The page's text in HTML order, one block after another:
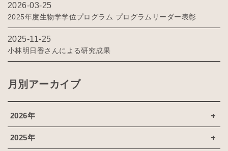
2026-03-25
2025年度生物学学位プログラム プログラムリーダー表彰
2025-11-25
小林明日香さんによる研究成果
月別アーカイブ
2026年
2025年